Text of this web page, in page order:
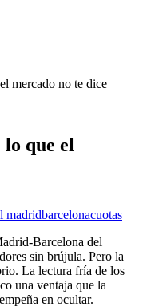
mercado no te dice
lo que el
madridbarcelonacuotas
Barcelona del
sin brújula. Pero la
La lectura fría de los
una ventaja que la
en ocultar.